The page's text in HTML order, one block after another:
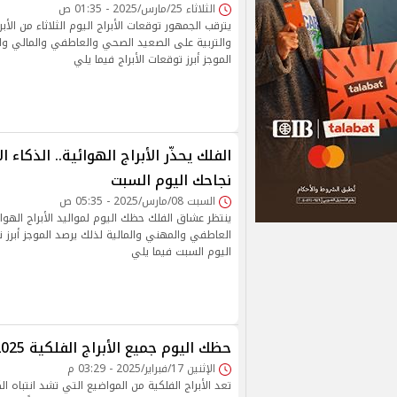
الثلاثاء 25/مارس/2025 - 01:35 ص
يترقب الجمهور توقعات الأبراج اليوم الثلاثاء من
والتربية على الصعيد الصحي والعاطفي والمالي
الموجز أبرز توقعات الأبراج فيما يلي
الفلك يحذّر الأبراج الهوائية..
نجاحك اليوم السبت
السبت 08/مارس/2025 - 05:35 ص
ينتظر عشاق الفلك حظك اليوم لمواليد الأبراج
العاطفي والمهني والمالية لذلك يرصد الموجز أبرز
اليوم السبت فيما يلي
حظك اليوم جميع الأبراج الفلكية 2025
الإثنين 17/فبراير/2025 - 03:29 م
تعد الأبراج الفلكية من المواضيع التي تشد انتباه